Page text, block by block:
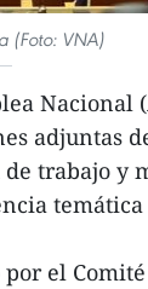
(Foto: VNA)
Nacional
adjuntas
trabajo y
el